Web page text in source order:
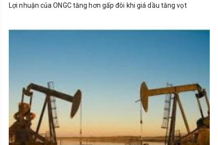
Lợi nhuận của ONGC tăng hơn gấp đôi khi giá dầu tăng vọt